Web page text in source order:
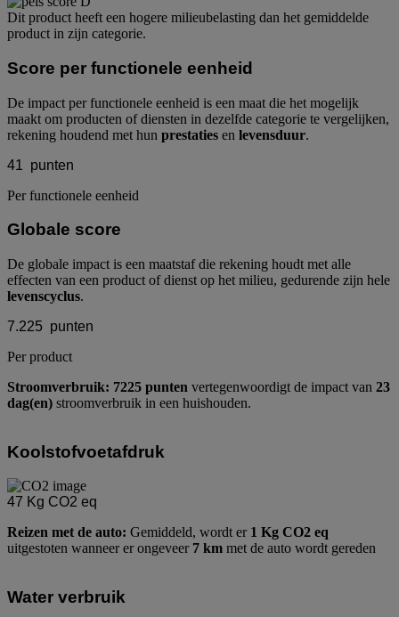
Dit product heeft een hogere milieubelasting dan het gemiddelde
product in zijn categorie.
Score per functionele eenheid
De impact per functionele eenheid is een maat die het mogelijk
maakt om producten of diensten in dezelfde categorie te vergelijken,
rekening houdend met hun prestaties en levensduur.
41 punten
Per functionele eenheid
Globale score
De globale impact is een maatstaf die rekening houdt met alle
effecten van een product of dienst op het milieu, gedurende zijn hele
levenscyclus.
7.225 punten
Per product
Stroomverbruik: 7225 punten vertegenwoordigt de impact van 23
dag(en) stroomverbruik in een huishouden.
Koolstofvoetafdruk
47 Kg CO2 eq
Reizen met de auto: Gemiddeld, wordt er 1 Kg CO2 eq
uitgestoten wanneer er ongeveer 7 km met de auto wordt gereden
Water verbruik